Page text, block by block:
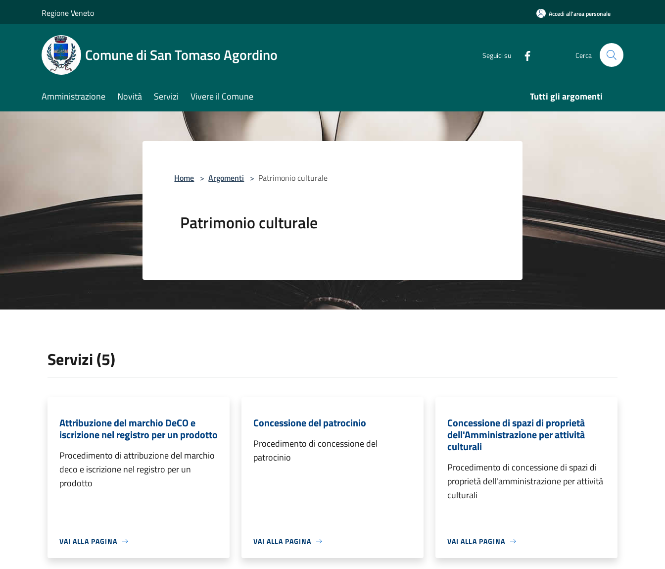
Regione Veneto Accedi all'area personale
Comune di San Tomaso Agordino Seguici su Cerca
Amministrazione Novità Servizi Vivere il Comune Tutti gli argomenti
Home > Argomenti > Patrimonio culturale
Patrimonio culturale
Servizi (5)
Attribuzione del marchio DeCO e
iscrizione nel registro per un prodotto
Procedimento di attribuzione del marchio
deco e iscrizione nel registro per un
prodotto
VAI ALLA PAGINA
Concessione del patrocinio
Procedimento di concessione del
patrocinio
VAI ALLA PAGINA
Concessione di spazi di proprietà
dell'Amministrazione per attività
culturali
Procedimento di concessione di spazi di
proprietà dell'amministrazione per attività
culturali
VAI ALLA PAGINA